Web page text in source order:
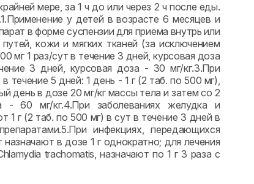
мере, за 1 ч до или через 2 ч после еды.
у детей в возрасте 6 месяцев и
в форме суспензии для приема внутрь или
кожи и мягких тканей (за исключением
мг 1 раз/сут в течение 3 дней, курсовая доза
3 дней, курсовая доза - 30 мг/кг.3.При
течение 5 дней: 1 день - 1 г (2 таб. по 500 мг),
день в дозе 20 мг/кг массы тела и затем со 2
мг/кг.4.При заболеваниях желудка и
1 г (2 таб. по 500 мг) в сут в течение 3 дней в
инфекциях, передающихся
в дозе 1 г однократно; для лечения
trachomatis, назначают по 1 г 3 раза с